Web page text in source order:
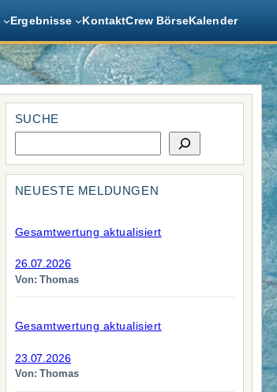
Ergebnisse KontaktCrew BörseKalender
SUCHE
u
c
h
NEUESTE MELDUNGEN
Gesamtwertung aktualisiert
26.07.2026
Von: Thomas
Gesamtwertung aktualisiert
23.07.2026
Von: Thomas